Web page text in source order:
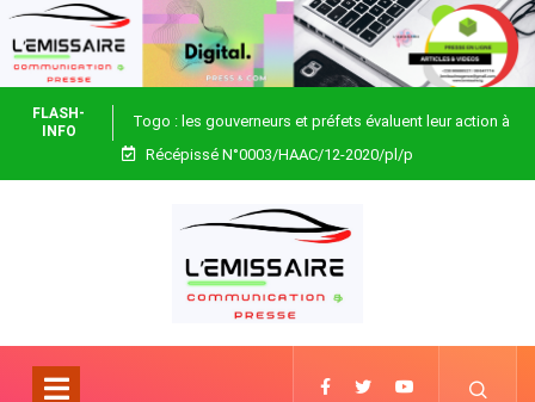
FLASH-
INFO
Togo : les gouverneurs et préfets évaluent leur action à
Blitta
Récépissé N°0003/HAAC/12-2020/pl/p